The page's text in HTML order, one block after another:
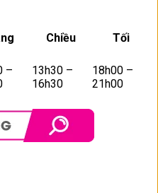
Chiều
Tối
–
13h30 –
16h30
18h00 –
21h00